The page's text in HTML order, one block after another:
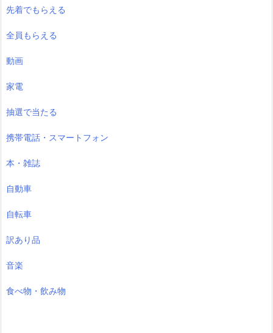
先着でもらえる
全員もらえる
動画
家電
抽選で当たる
携帯電話・スマートフォン
本・雑誌
自動車
自転車
訳あり品
音楽
食べ物・飲み物